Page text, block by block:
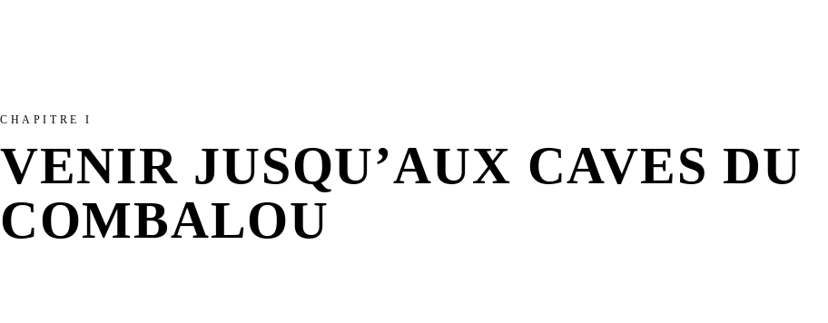
CHAPITRE I
VENIR JUSQU’AUX CAVES DU
COMBALOU